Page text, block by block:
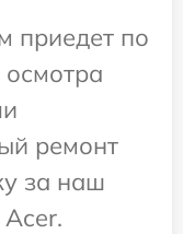
приедет по
ремонт
за наш